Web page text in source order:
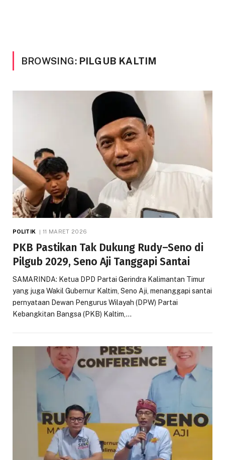
BROWSING: PILGUB KALTIM
POLITIK 11 MARET 2026
PKB Pastikan Tak Dukung Rudy–Seno di
Pilgub 2029, Seno Aji Tanggapi Santai
SAMARINDA: Ketua DPD Partai Gerindra Kalimantan Timur
yang juga Wakil Gubernur Kaltim, Seno Aji, menanggapi santai
pernyataan Dewan Pengurus Wilayah (DPW) Partai
Kebangkitan Bangsa (PKB) Kaltim,…